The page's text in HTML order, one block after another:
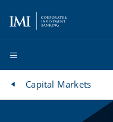
Capital Markets